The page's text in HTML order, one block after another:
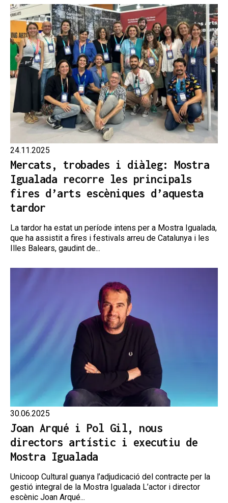
24.11.2025
Mercats, trobades i diàleg: Mostra
Igualada recorre les principals
fires d’arts escèniques d’aquesta
tardor
La tardor ha estat un període intens per a Mostra Igualada,
que ha assistit a fires i festivals arreu de Catalunya i les
Illes Balears, gaudint de...
30.06.2025
Joan Arqué i Pol Gil, nous
directors artístic i executiu de
Mostra Igualada
Unicoop Cultural guanya l’adjudicació del contracte per la
gestió integral de la Mostra Igualada L’actor i director
escènic Joan Arqué...